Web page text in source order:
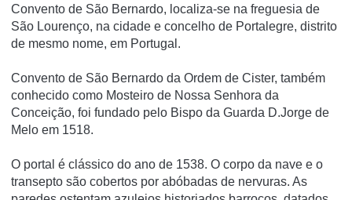
Convento de São Bernardo, localiza-se na freguesia de
São Lourenço, na cidade e concelho de Portalegre, distrito
de mesmo nome, em Portugal.
Convento de São Bernardo da Ordem de Cister, também
conhecido como Mosteiro de Nossa Senhora da
Conceição, foi fundado pelo Bispo da Guarda D.Jorge de
Melo em 1518.
O portal é clássico do ano de 1538. O corpo da nave e o
transepto são cobertos por abóbadas de nervuras. As